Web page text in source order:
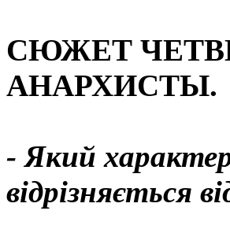
СЮЖЕТ
АНАРХИСТЫ.
- Який
відрізняється